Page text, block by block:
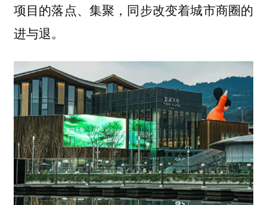
项目的落点、集聚，同步改变着城市商圈的
进与退。